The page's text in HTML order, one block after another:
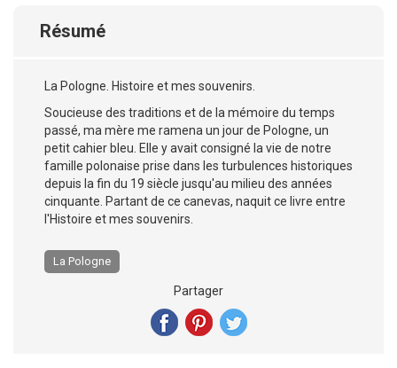
Résumé
La Pologne. Histoire et mes souvenirs.
Soucieuse des traditions et de la mémoire du temps
passé, ma mère me ramena un jour de Pologne, un
petit cahier bleu. Elle y avait consigné la vie de notre
famille polonaise prise dans les turbulences historiques
depuis la fin du 19 siècle jusqu'au milieu des années
cinquante. Partant de ce canevas, naquit ce livre entre
l'Histoire et mes souvenirs.
La Pologne
Partager